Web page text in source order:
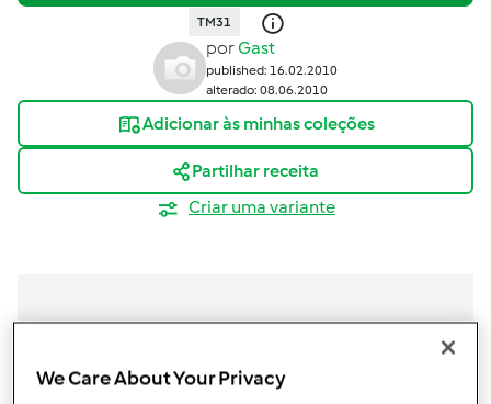
TM31
porGast
published: 16.02.2010
alterado: 08.06.2010
Adicionar às minhas coleções
Partilhar receita
Criar uma variante
Ingredientes
We Care About Your Privacy